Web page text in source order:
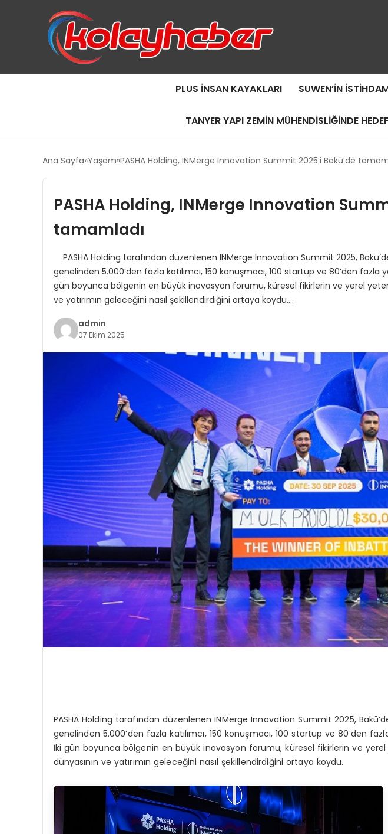
PLUS İNSAN KAYAKLARI SUWEN’IN
TANYER YAPI ZEMIN MÜHENDISLIĞINDE
Ana Sayfa Yaşam PASHA Holding, INMerge Innovation Summit 2025’i Bakü’de
PASHA Holding, INMerge Innovation
tamamladı
PASHA Holding tarafından düzenlenen INMerge Innovation Summit 2025,
genelinden 5.000’den fazla katılımcı, 150 konuşmacı, 100 startup ve 80’den fazla
gün boyunca bölgenin en büyük inovasyon forumu, küresel fikirlerin ve yerel
ve yatırımın geleceğini nasıl şekillendirdiğini ortaya koydu….
admin
07 Ekim 2025
PASHA Holding tarafından düzenlenen INMerge Innovation Summit 2025,
genelinden 5.000’den fazla katılımcı, 150 konuşmacı, 100 startup ve 80’den
İki gün boyunca bölgenin en büyük inovasyon forumu, küresel fikirlerin ve
dünyasının ve yatırımın geleceğini nasıl şekillendirdiğini ortaya koydu.